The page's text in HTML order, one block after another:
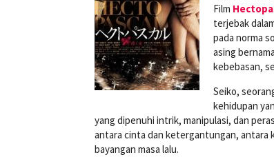
Film
terjebak
pada norma
asing
kebebasan,
Seiko,
kehidupan
yang dipenuhi intrik, manipulasi, dan
antara cinta dan ketergantungan, antara
bayangan masa lalu.